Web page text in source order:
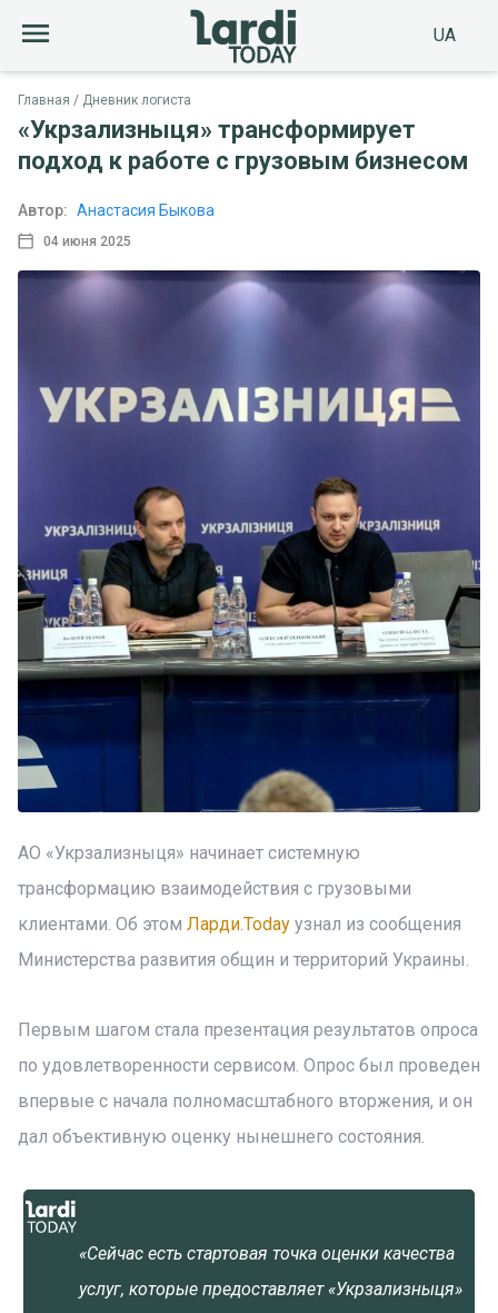
UA
Главная Дневник логиста
«Укрзализныця» трансформирует
подход к работе с грузовым бизнесом
04 июня 2025
Автор: Анастасия Быкова
АО «Укрзализныця» начинает системную
трансформацию взаимодействия с грузовыми
клиентами. Об этом Ларди.Today узнал из сообщения
Министерства развития общин и территорий Украины.
Первым шагом стала презентация результатов опроса
по удовлетворенности сервисом. Опрос был проведен
впервые с начала полномасштабного вторжения, и он
дал объективную оценку нынешнего состояния.
«Сейчас есть стартовая точка оценки качества
услуг, которые предоставляет «Укрзализныця»